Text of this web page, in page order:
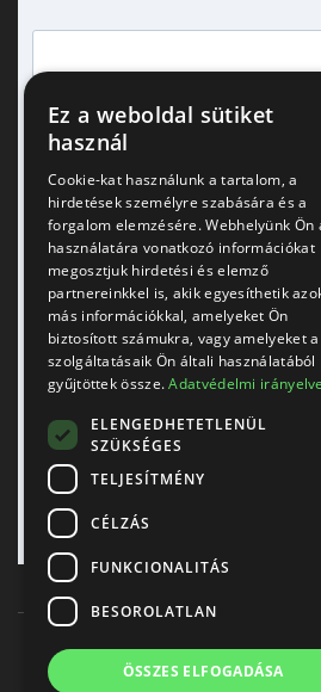
Gyakorlati tapasztalatok,
Elfogadom azadatvédelmi
hozzájárulok a hírlevél
FELIRATKOZOM A
Főoldal Szolgáltatásaink
Ez a weboldal sütiket
használ
Cookie-kat használunk a tartalom, a
hirdetések személyre szabására és a
forgalom elemzésére. Webhelyünk Ön
használatára vonatkozó információkat
megosztjuk hirdetési és elemző
partnereinkkel is, akik egyesíthetik
más információkkal, amelyeket Ön
biztosított számukra, vagy amelyeket a
szolgáltatásaik Ön általi használatából
gyűjtöttek össze.Adatvédelmi
ELENGEDHETETLENÜL
SZÜKSÉGES
TELJESÍTMÉNY
CÉLZÁS
FUNKCIONALITÁS
BESOROLATLAN
ÖSSZES ELFOGADÁSA